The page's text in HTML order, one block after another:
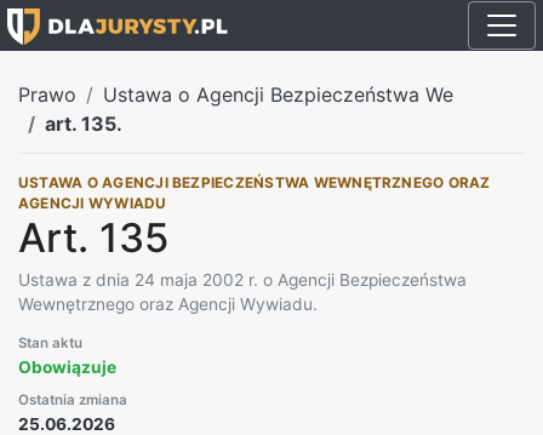
Prawo
Ustawa o Agencji Bezpieczeństwa We
art. 135.
USTAWA O AGENCJI BEZPIECZEŃSTWA WEWNĘTRZNEGO ORAZ
AGENCJI WYWIADU
Art. 135
Ustawa z dnia 24 maja 2002 r. o Agencji Bezpieczeństwa
Wewnętrznego oraz Agencji Wywiadu.
Stan aktu
Obowiązuje
Ostatnia zmiana
25.06.2026